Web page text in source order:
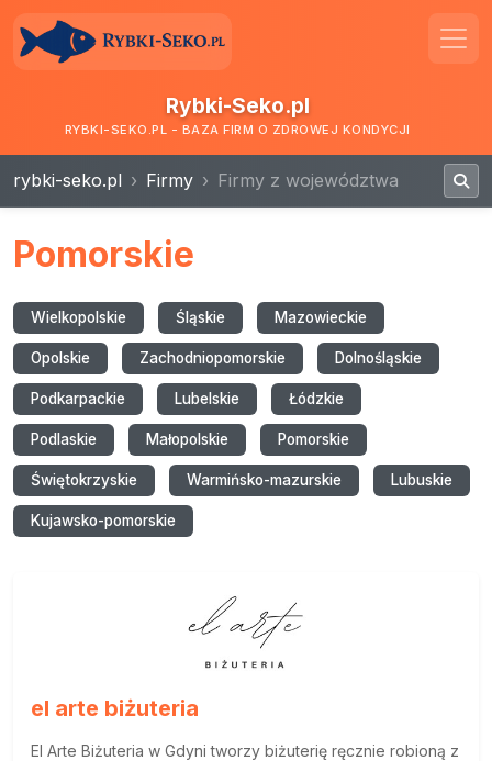
Rybki-Seko.pl
RYBKI-SEKO.PL - BAZA FIRM O ZDROWEJ KONDYCJI
rybki-seko.pl Firmy Firmy z województwa
Pomorskie
Wielkopolskie Śląskie Mazowieckie
Opolskie Zachodniopomorskie Dolnośląskie
Podkarpackie Lubelskie Łódzkie
Podlaskie Małopolskie Pomorskie
Świętokrzyskie Warmińsko-mazurskie Lubuskie
Kujawsko-pomorskie
el arte biżuteria
El Arte Biżuteria w Gdyni tworzy biżuterię ręcznie robioną z